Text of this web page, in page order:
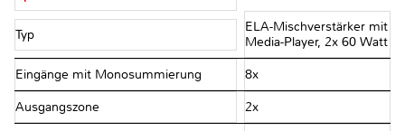
Typ
ELA-Mischverstärker mit
Media-Player, 2x 60 Watt
Eingänge mit Monosummierung 8x
Ausgangszone 2x